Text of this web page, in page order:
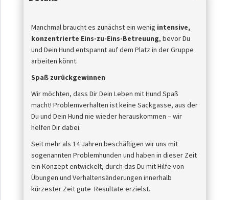
Manchmal braucht es zunächst ein wenig intensive,
konzentrierte Eins-zu-Eins-Betreuung, bevor Du
und Dein Hund entspannt auf dem Platz in der Gruppe
arbeiten könnt.
Spaß zurückgewinnen
Wir möchten, dass Dir Dein Leben mit Hund Spaß
macht! Problemverhalten ist keine Sackgasse, aus der
Du und Dein Hund nie wieder herauskommen – wir
helfen Dir dabei.
Seit mehr als 14 Jahren beschäftigen wir uns mit
sogenannten Problemhunden und haben in dieser Zeit
ein Konzept entwickelt, durch das Du mit Hilfe von
Übungen und Verhaltensänderungen innerhalb
kürzester Zeit gute Resultate erzielst.